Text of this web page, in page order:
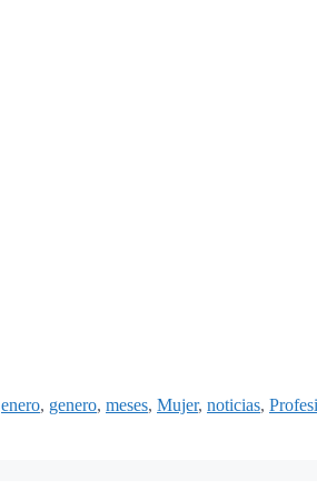
enero, genero, meses, Mujer, noticias,